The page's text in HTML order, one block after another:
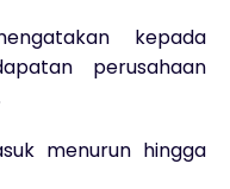
kepada
perusahaan
menurun hingga